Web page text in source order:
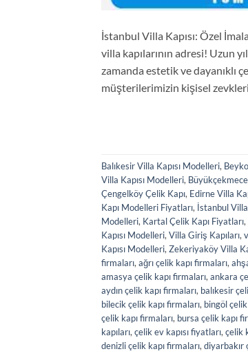
İstanbul Villa Kapısı: Özel
villa kapılarının adresi! Uzun
zamanda estetik ve dayanıklı
müşterilerimizin kişisel
Balıkesir Villa Kapısı Modelleri,
Villa Kapısı Modelleri,
Çengelköy Çelik Kapı, Edirne Villa
Kapı Modelleri Fiyatları, İstanbul Villa
Modelleri, Kartal Çelik Kapı Fiyatları,
Kapısı Modelleri, Villa Giriş Kapıları,
Kapısı Modelleri, Zekeriyaköy Villa
firmaları, ağrı çelik kapı firmaları,
amasya çelik kapı firmaları, ankara
aydın çelik kapı firmaları, balıkesir
bilecik çelik kapı firmaları, bingöl
çelik kapı firmaları, bursa çelik kapı
kapıları, çelik ev kapısı fiyatları, çelik
denizli çelik kapı firmaları, diyarbakır